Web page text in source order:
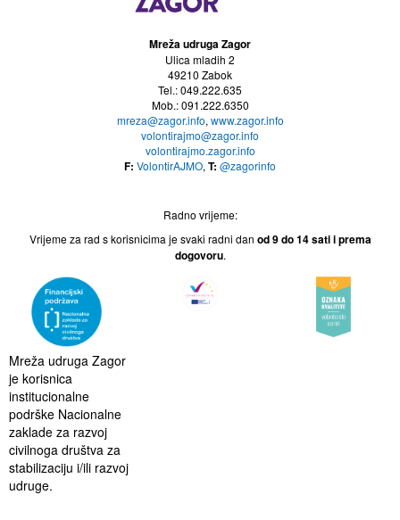
Mreža udruga Zagor
Ulica mladih 2
49210 Zabok
Tel.: 049.222.635
Mob.: 091.222.6350
mreza@zagor.info, www.zagor.info
volontirajmo@zagor.info
volontirajmo.zagor.info
F: VolontirAJMO, T: @zagorinfo
Radno vrijeme:
Vrijeme za rad s korisnicima je svaki radni dan od 9 do 14sati i prema
dogovoru.
Mreža udruga Zagor
je korisnica
institucionalne
podrške Nacionalne
zaklade za razvoj
civilnoga društva za
stabilizaciju i/ili razvoj
udruge.